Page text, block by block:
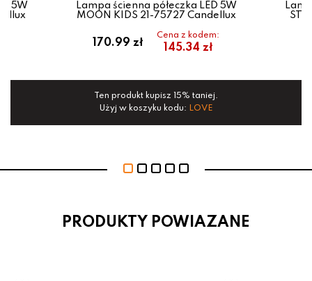
5W
Lampa ścienna półeczka LED 5W
MOON KIDS 21-75727 Candellux
170.99 zł
Cena z kodem:
145.34 zł
Ten produkt kupisz 15% taniej.
Użyj w koszyku kodu: LOVE
PRODUKTY POWIAZANE